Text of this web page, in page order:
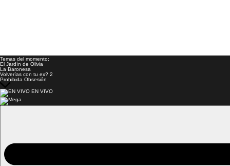
Temas del momento:
El Jardín de Olivia
La Baronesa
Volverías con tu ex? 2
Prohibida Obsesión
EN VIVO